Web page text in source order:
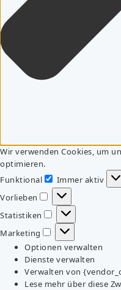
Wir verwenden Cookies, um
optimieren.
Funktional
Funktional
Immer aktiv
Vorlieben
Vorlieben
Statistiken
Statistiken
Marketing
Marketing
Optionen verwalten
Dienste verwalten
Verwalten von
Lese mehr über diese